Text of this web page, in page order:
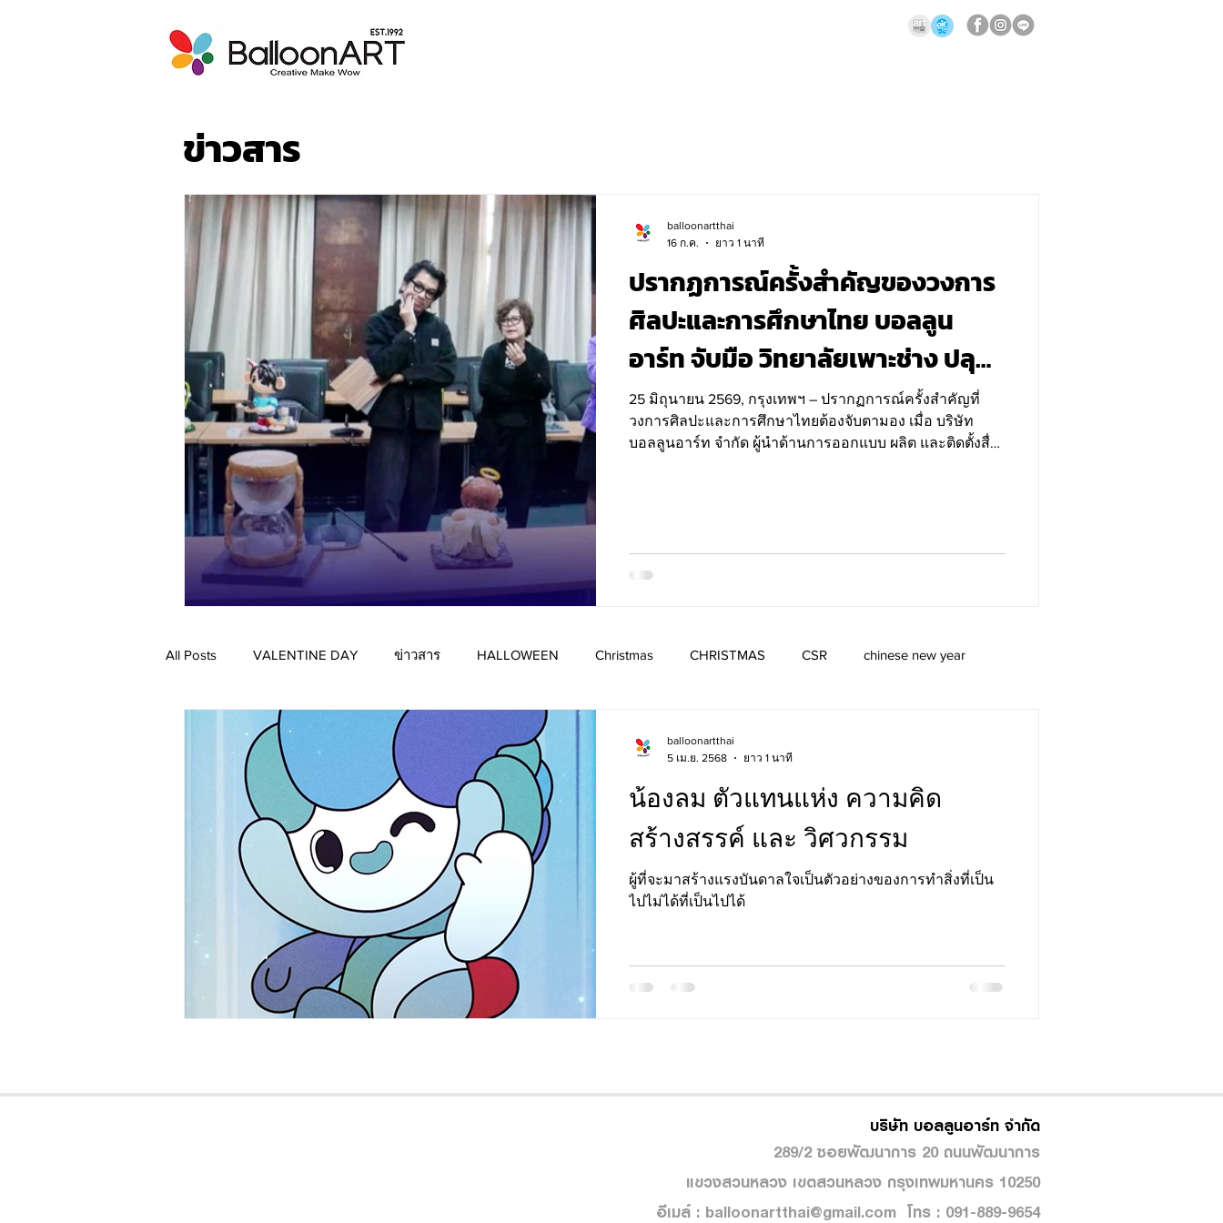
All Posts VALENTINE DAY ข่าวสาร HALLOWEEN Christmas CHRISTMAS CSR chinese new year
VALENTINE 2026
น้องลม ตัวแทนแห่ง ความคิด
สร้างสรรค์ และ วิศวกรรม
ผู้ที่จะมาสร้างแรงบันดาลใจเป็นตัวอย่างของการทำสิ่งที่เป็น
ไปไม่ได้ที่เป็นไปได้
balloonartthai
5 เม.ย. 2568
ยาว 1 นาที
ปรากฏการณ์ครั้งสำคัญของวงการ
ศิลปะและการศึกษาไทย บอลลูน
อาร์ท จับมือ วิทยาลัยเพาะช่าง ปลุก
พลัง New Gen ตีโจทย์ “สิ่งที่เผลอ
ลืม” สู่ประติมากรรมเป่าลม 3 มิติ
25 มิถุนายน 2569, กรุงเทพฯ – ปรากฏการณ์ครั้งสำคัญที่
วงการศิลปะและการศึกษาไทยต้องจับตามอง เมื่อ บริษัท
บอลลูนอาร์ท จำกัด ผู้นำด้านการออกแบบ ผลิต และติดตั้งสื่อ
ขับเคลื่อนความคิดสร้างสรรค์ครั้งแปลกใหม่ในโครงการ
“Art for Art 2026” การประกวดออกแบบศิลปะสามมิติภายใต้
balloonartthai
16 ก.ค.
ยาว 1 นาที
ข่าวสาร
บริษัท บอลลูนอาร์ท จำกัด
289/2 ซอยพัฒนาการ 20 ถนนพัฒนาการ
แขวงสวนหลวง เขตสวนหลวง กรุงเทพมหานคร 10250
อีเมล์ : balloonartthai@gmail.com โทร : 091-889-9654